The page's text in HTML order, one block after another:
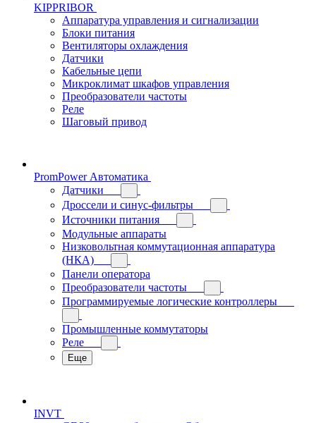
KIPPRIBOR
Аппаратура управления и сигнализации
Блоки питания
Вентиляторы охлаждения
Датчики
Кабельные цепи
Микроклимат шкафов управления
Преобразователи частоты
Реле
Шаговый привод
PromPower Автоматика
Датчики
Дроссели и синус-фильтры
Источники питания
Модульные аппараты
Низковольтная коммутационная аппаратура
(НКА)
Панели оператора
Преобразователи частоты
Программируемые логические контроллеры
Промышленные коммутаторы
Реле
Еще
INVT